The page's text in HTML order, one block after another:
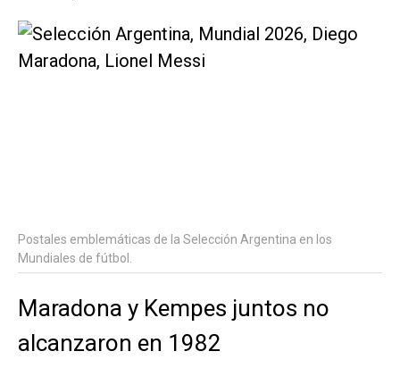
Postales emblemáticas de la Selección Argentina en los
Mundiales de fútbol.
Maradona y Kempes juntos no
alcanzaron en 1982